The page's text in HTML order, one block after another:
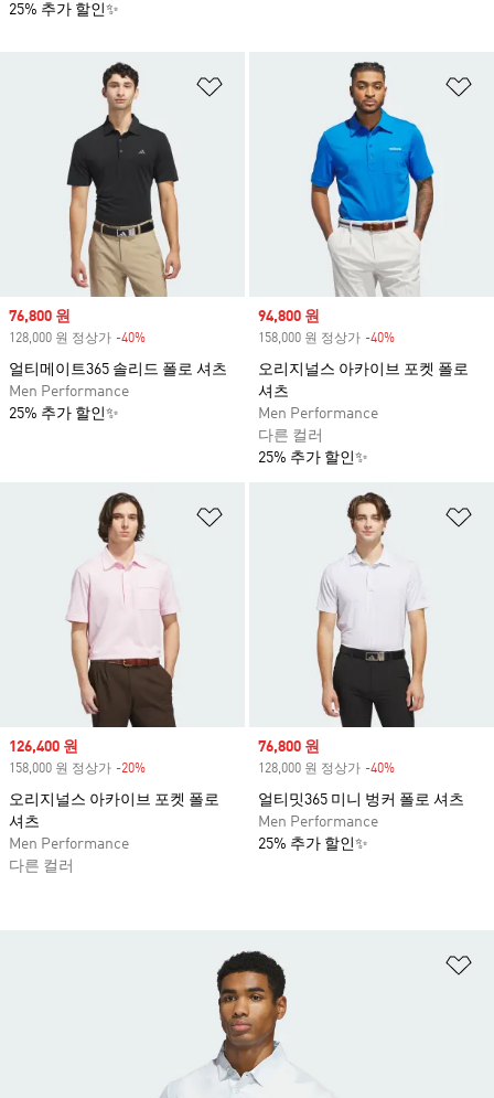
위시리스트 담기
Sale price
76,800 원
128,000 원 정상가 -40%
얼티메이트365 솔리드 폴로 셔츠
Men Performance
25% 추가 할인✨
Sale price
94,800 원
158,000 원 정상가 -40%
오리지널스 아카이브 포켓 폴로
셔츠
Men Performance
다른 컬러
25% 추가 할인✨
위시리스트 담기
Sale price
126,400 원
158,000 원 정상가 -20%
오리지널스 아카이브 포켓 폴로
셔츠
Men Performance
다른 컬러
Sale price
76,800 원
128,000 원 정상가 -40%
얼티밋365 미니 벙커 폴로 셔츠
Men Performance
25% 추가 할인✨
25% 추가 할인✨